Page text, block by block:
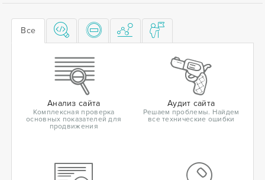
Все
Анализ сайта
Комплексная проверка
основных показателей для
продвижения
Аудит сайта
Решаем проблемы. Найдем
все технические ошибки